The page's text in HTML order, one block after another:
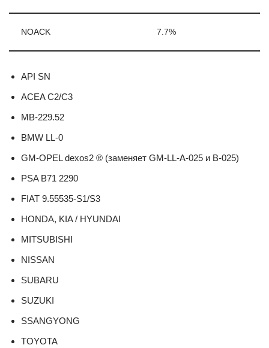
NOACK 7.7%
API SN
ACEA С2/C3
MB-229.52
BMW LL-0
GM-OPEL dexos2 ® (заменяет GM-LL-A-025 и B-025)
PSA B71 2290
FIAT 9.55535-S1/S3
HONDA, KIA / HYUNDAI
MITSUBISHI
NISSAN
SUBARU
SUZUKI
SSANGYONG
TOYOTA